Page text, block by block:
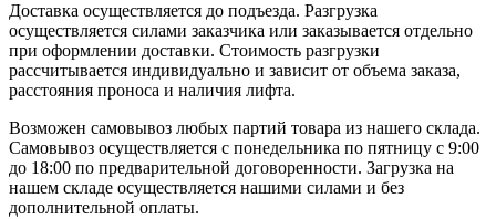
Доставка осуществляется до подъезда. Разгрузка
осуществляется силами заказчика или заказывается отдельно
при оформлении доставки. Стоимость разгрузки
рассчитывается индивидуально и зависит от объема заказа,
расстояния проноса и наличия лифта.
Возможен самовывоз любых партий товара из нашего склада.
Самовывоз осуществляется с понедельника по пятницу с 9:00
до 18:00 по предварительной договоренности. Загрузка на
нашем складе осуществляется нашими силами и без
дополнительной оплаты.